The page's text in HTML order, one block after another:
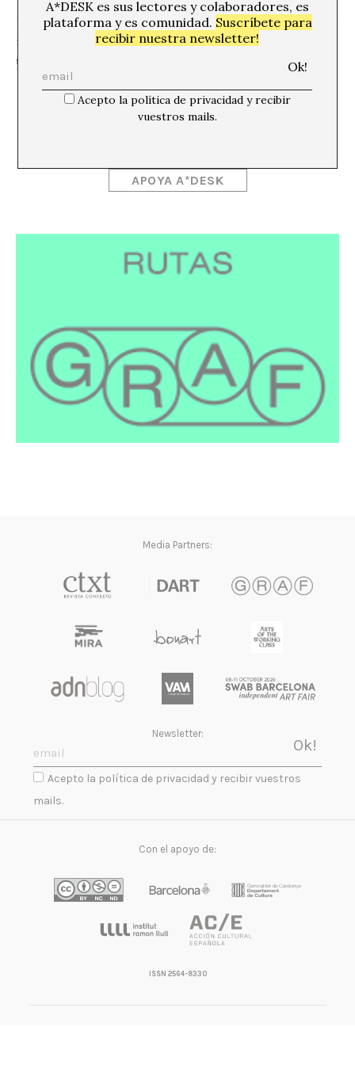
SHARE
APOYA A*DESK
Media Partners:
Newsletter:
Acepto la política de privacidad y recibir vuestros
mails.
Con el apoyo de:
ISSN 2564-8330
A*DESK es sus lectores y colaboradores, es
plataforma y es comunidad. Suscríbete para
recibir nuestra newsletter!
Acepto la política de privacidad y recibir
vuestros mails.